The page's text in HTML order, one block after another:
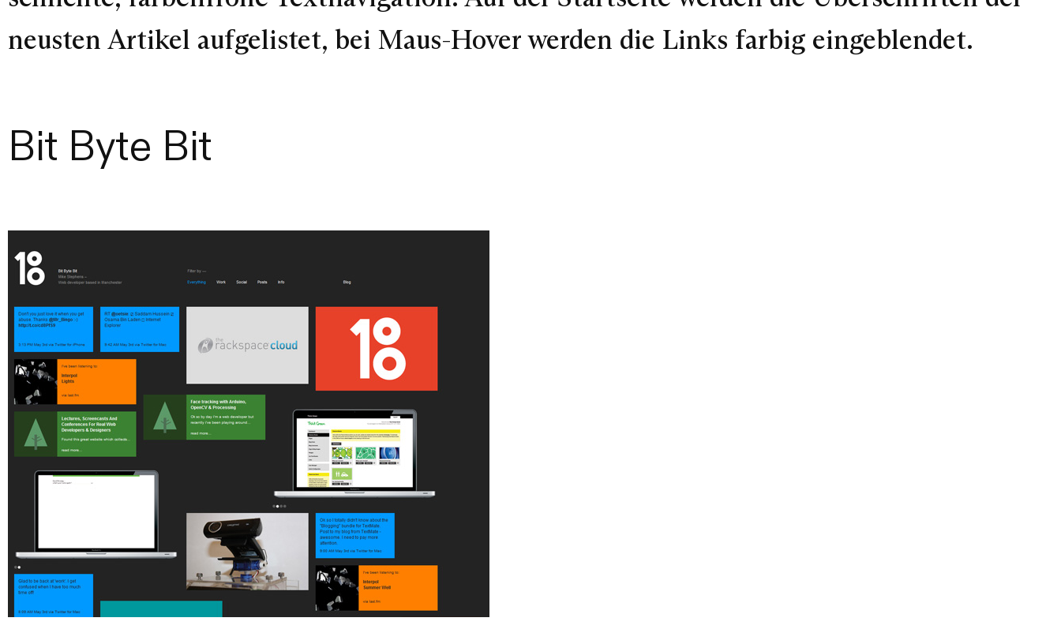
neusten Artikel aufgelistet, bei Maus-Hover werden die Links farbig eingeblendet.
Bit Byte Bit